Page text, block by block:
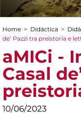
You are here
Home > Didáctica >
de’ Pazzi tra preistoria e
aMICi -
Casal
10/06/2023